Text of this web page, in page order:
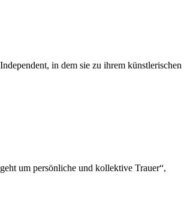
in dem sie zu ihrem künstlerischen
um persönliche und kollektive Trauer“,